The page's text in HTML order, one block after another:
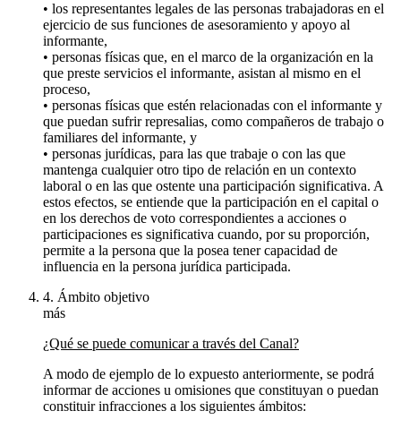
• los representantes legales de las personas trabajadoras en el
ejercicio de sus funciones de asesoramiento y apoyo al
informante,
• personas físicas que, en el marco de la organización en la
que preste servicios el informante, asistan al mismo en el
proceso,
• personas físicas que estén relacionadas con el informante y
que puedan sufrir represalias, como compañeros de trabajo o
familiares del informante, y
• personas jurídicas, para las que trabaje o con las que
mantenga cualquier otro tipo de relación en un contexto
laboral o en las que ostente una participación significativa. A
estos efectos, se entiende que la participación en el capital o
en los derechos de voto correspondientes a acciones o
participaciones es significativa cuando, por su proporción,
permite a la persona que la posea tener capacidad de
influencia en la persona jurídica participada.
4. Ámbito objetivo
más
¿Qué se puede comunicar a través del Canal?
A modo de ejemplo de lo expuesto anteriormente, se podrá
informar de acciones u omisiones que constituyan o puedan
constituir infracciones a los siguientes ámbitos: